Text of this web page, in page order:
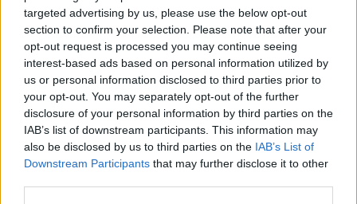
targeted advertising by us, please use the below opt-out
section to confirm your selection. Please note that after your
opt-out request is processed you may continue seeing
interest-based ads based on personal information utilized by
us or personal information disclosed to third parties prior to
your opt-out. You may separately opt-out of the further
disclosure of your personal information by third parties on the
IAB’s list of downstream participants. This information may
also be disclosed by us to third parties on the IAB’s List of
Downstream Participants that may further disclose it to other
sale e il rumore, quel placido plop plop che ha accompagnato il
lungo sobbollire può svanire: lasagne, maccheroni, tortelli di patate,
siete pronti?
Intanto vedi alla televisione che tutti i fenomeni in giro per il mondo
checi prendevano per appestatieci sfottevanoiniziano ad
avere i loro problemi: assalti ai supermercati, scuole chiuse, attività
che si fermano, quarantene dappertutto.
Negli Stati Uniticode ai negozi di armi: da quelle parti il padrone
di Fidorischia grosso.